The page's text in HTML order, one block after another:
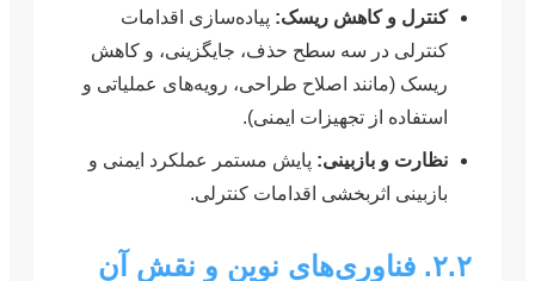
کنترل و کاهش ریسک: پیاده‌سازی اقدامات
کنترلی در سه سطح حذف، جایگزینی، و کاهش
ریسک (مانند اصلاح طراحی، رویه‌های عملیاتی و
استفاده از تجهیزات ایمنی).
نظارت و بازبینی: پایش مستمر عملکرد ایمنی و
بازبینی اثربخشی اقدامات کنترلی.
۲.۲. فناوری‌های نوین و نقش آن